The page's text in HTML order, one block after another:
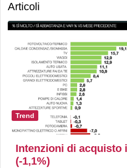
Articoli
Trend
Intenzioni di acquisto
(-1,1%)